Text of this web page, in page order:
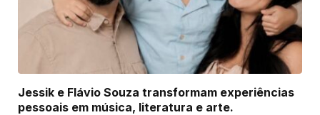
Jessik e Flávio Souza transformam experiências
pessoais em música, literatura e arte.